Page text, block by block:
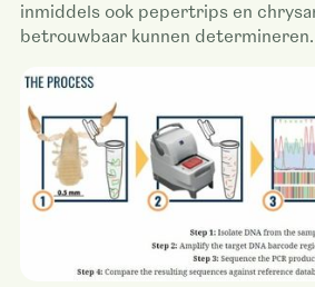
inmiddels ook pepertrips en
betrouwbaar kunnen determineren.